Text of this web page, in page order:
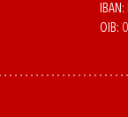
OIB: